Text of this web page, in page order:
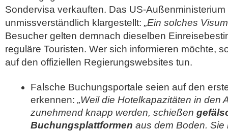
Sondervisa verkauften. Das US-
unmissverständlich klargestellt: „Ein solches
Besucher gelten demnach dieselben
reguläre Touristen. Wer sich informieren möchte,
auf den offiziellen Regierungswebsites tun.
Falsche Buchungsportale seien auf den
erkennen: „Weil die Hotelkapazitäten in den
zunehmend knapp werden, schießen
Buchungsplattformen aus dem Boden. Sie